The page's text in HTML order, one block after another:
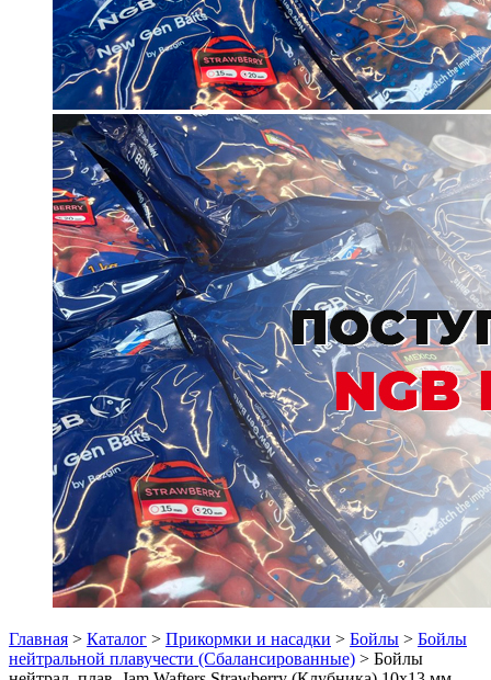
Главная > Каталог > Прикормки и насадки > Бойлы > Бойлы
нейтральной плавучести (Сбалансированные) > Бойлы